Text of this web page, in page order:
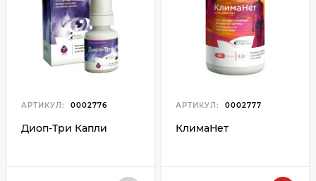
АРТИКУЛ: 0002776
Диоп-Три Капли
АРТИКУЛ: 0002777
КлимаНет